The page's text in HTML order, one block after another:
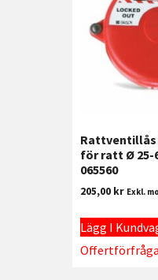
Rattventillås
för ratt Ø 25-
065560
205,00 kr Exkl.
Lägg I